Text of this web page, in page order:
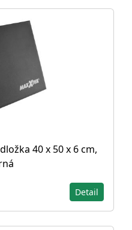
40 x 50 x 6 cm,
Detail